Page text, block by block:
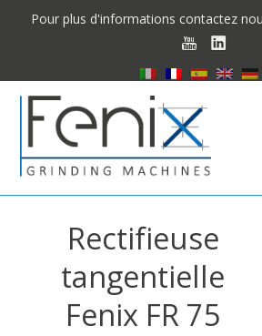
Pour plus d'informations contactez
Rectifieuse
tangentielle
Fenix FR 75